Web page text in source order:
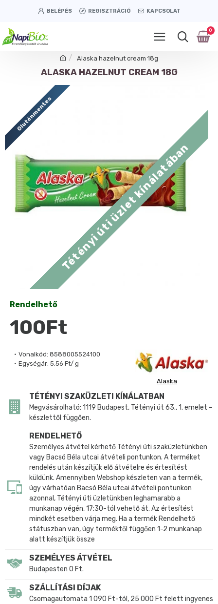
BELÉPÉS REGISZTRÁCIÓ KAPCSOLAT
0
Alaska hazelnut cream 18g
ALASKA HAZELNUT CREAM 18G
Gluténmentes
Tétényi úti üzlet kínálatában
Vonalkód: 8588005524100
Egységár: 5.56 Ft/ g
Alaska
Rendelhető
100Ft
TÉTÉNYI SZAKÜZLETI KÍNÁLATBAN
Megvásárolható: 1119 Budapest, Tétényi út 63., 1. emelet –
készlettől függően.
RENDELHETŐ
Személyes átvétel kérhető Tétényi úti szaküzletünkben
vagy Bacsó Béla utcai átvételi pontunkon. A terméket
rendelés után készítjük elő átvételre és értesítést
küldünk. Amennyiben Webshop készleten van a termék,
úgy várhatóan Bacsó Béla utcai átvételi pontunkon
azonnal, Tétényi úti üzletünkben leghamarabb a
munkanap végén, 17:30-tól vehető át. Az értesítést
mindkét esetben várja meg. Ha a termék Rendelhető
státuszban van, úgy terméktől függően 1-2 munkanap
alatt készítjük össze
SZEMÉLYES ÁTVÉTEL
Budapesten 0 Ft.
SZÁLLÍTÁSI DÍJAK
Csomagautomata 1 090 Ft-tól, 25 000 Ft felett ingyenes